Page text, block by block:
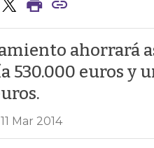
ahorrará
530.000 euros y
Mar 2014